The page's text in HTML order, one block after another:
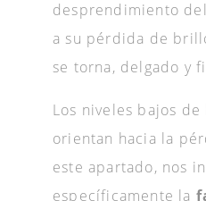
desprendimiento
a su pérdida de
se torna, delgado y
Los niveles bajos
orientan hacia la
este apartado, nos
específicamente la